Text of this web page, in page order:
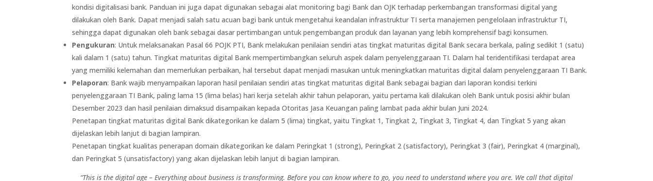
kondisi digitalisasi bank. Panduan ini juga dapat digunakan sebagai alat monitoring bagi Bank dan OJK terhadap perkembangan transformasi digital yang
dilakukan oleh Bank. Dapat menjadi salah satu acuan bagi bank untuk mengetahui keandalan infrastruktur TI serta manajemen pengelolaan infrastruktur TI,
sehingga dapat digunakan oleh bank sebagai dasar pertimbangan untuk pengembangan produk dan layanan yang lebih komprehensif bagi konsumen.
Pengukuran: Untuk melaksanakan Pasal 66 POJK PTI, Bank melakukan penilaian sendiri atas tingkat maturitas digital Bank secara berkala, paling sedikit 1 (satu)
kali dalam 1 (satu) tahun. Tingkat maturitas digital Bank mempertimbangkan seluruh aspek dalam penyelenggaraan TI. Dalam hal teridentifikasi terdapat area
yang memiliki kelemahan dan memerlukan perbaikan, hal tersebut dapat menjadi masukan untuk meningkatkan maturitas digital dalam penyelenggaraan TI Bank.
Pelaporan: Bank wajib menyampaikan laporan hasil penilaian sendiri atas tingkat maturitas digital Bank sebagai bagian dari laporan kondisi terkini
penyelenggaraan TI Bank, paling lama 15 (lima belas) hari kerja setelah akhir tahun pelaporan, yaitu pertama kali dilakukan oleh Bank untuk posisi akhir bulan
Desember 2023 dan hasil penilaian dimaksud disampaikan kepada Otoritas Jasa Keuangan paling lambat pada akhir bulan Juni 2024.
Penetapan tingkat maturitas digital Bank dikategorikan ke dalam 5 (lima) tingkat, yaitu Tingkat 1, Tingkat 2, Tingkat 3, Tingkat 4, dan Tingkat 5 yang akan
dijelaskan lebih lanjut di bagian lampiran.
Penetapan tingkat kualitas penerapan domain dikategorikan ke dalam Peringkat 1 (strong), Peringkat 2 (satisfactory), Peringkat 3 (fair), Peringkat 4 (marginal),
dan Peringkat 5 (unsatisfactory) yang akan dijelaskan lebih lanjut di bagian lampiran.
“This is the digital age – Everything about business is transforming. Before you can know where to go, you need to understand where you are. We call that digital